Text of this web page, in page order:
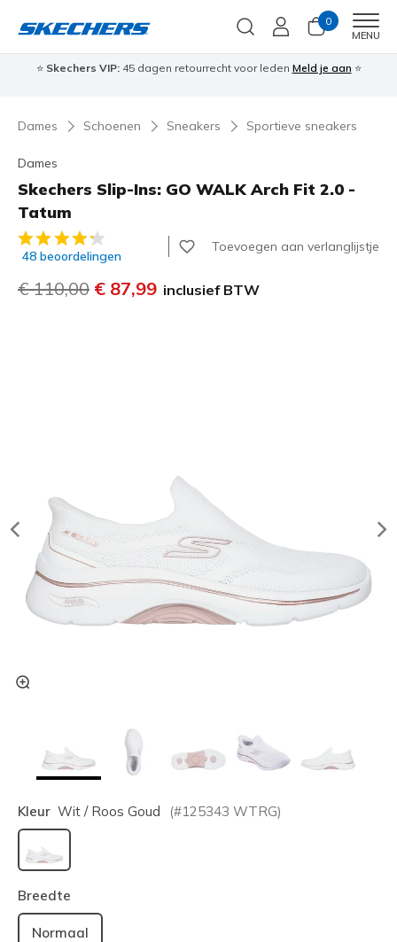
0
MENU
⭐ Skechers VIP:45 dagen retourrecht voor leden Meld je aan ⭐
Dames Schoenen Sneakers Sportieve sneakers
Dames
Skechers Slip-Ins: GO WALK Arch Fit 2.0 -
Tatum
5 van de 5 klantbeoordelingen
48 beoordelingen
Toevoegen aan verlanglijstje
Prijs verlaagd van
€ 110,00 naar
€ 87,99 inclusief BTW
Kleur Wit / Roos Goud (#125343 WTRG)
geselecteerd
Breedte
Normaal